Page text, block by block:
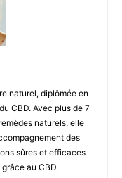
naturel, diplômée en
CBD. Avec plus de 7
naturels, elle
des
sûres et efficaces
au CBD.